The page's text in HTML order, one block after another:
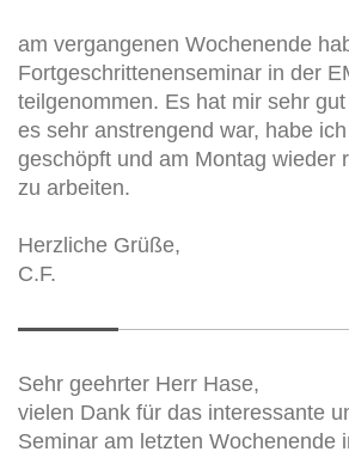
am vergangenen Wochenende
Fortgeschrittenenseminar in der
teilgenommen. Es hat mir sehr
es sehr anstrengend war, habe
geschöpft und am Montag wieder
zu arbeiten.
Herzliche Grüße,
C.F.
Sehr geehrter Herr Hase,
vielen Dank für das interessante
Seminar am letzten Wochenende